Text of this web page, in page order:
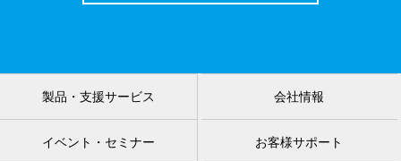
製品・支援サービス 会社情報
イベント・セミナー お客様サポート